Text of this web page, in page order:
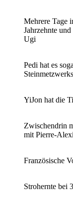
Mehrere Tage
Jahrzehnte
Ugi
Pedi hat es
YiJon hat die
Zwischendrin
mit Pierre-
Französische
Strohernte bei